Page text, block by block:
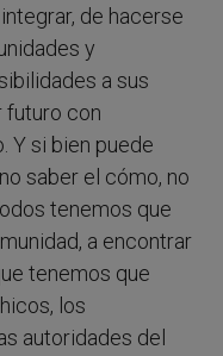
de hacerse
y
a sus
futuro con
Y si bien puede
saber el cómo, no
tenemos que
a encontrar
tenemos que
los
autoridades del